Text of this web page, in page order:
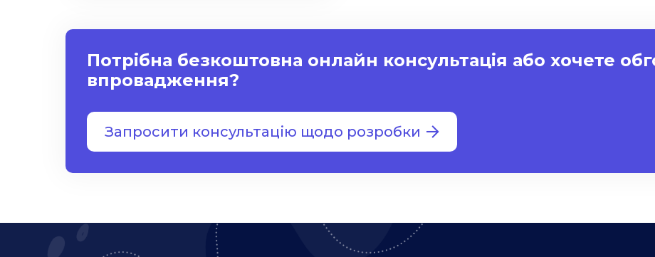
Потрібна безкоштовна онлайн консультація або хочете
впровадження?
Запросити консультацію щодо розробки